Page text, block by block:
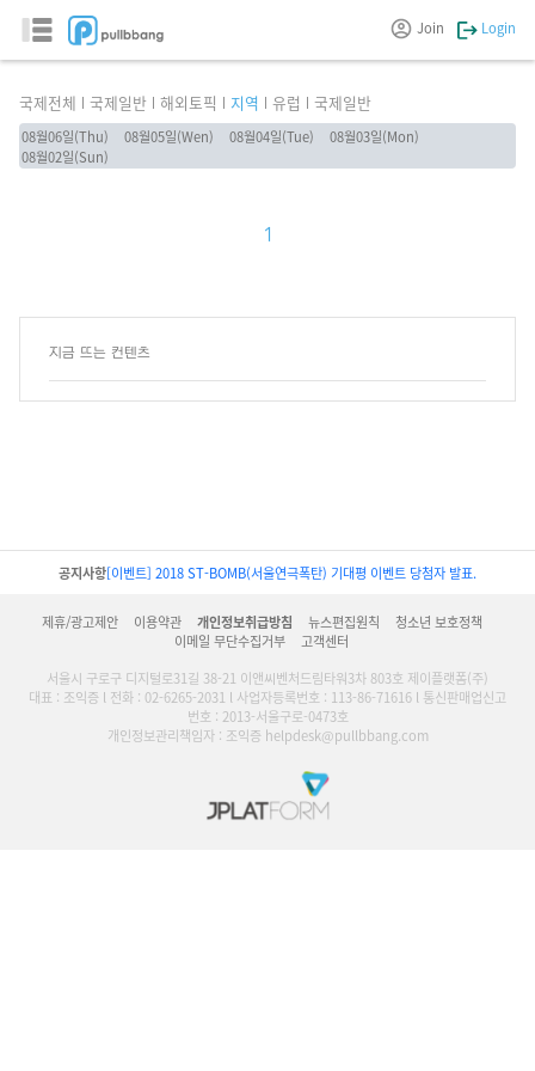
Join Login
국제전체 국제일반 해외토픽 지역 유럽 국제일반
08월06일(Thu) 08월05일(Wen) 08월04일(Tue)
08월03일(Mon)
08월02일(Sun)
1
지금 뜨는 컨텐츠
공지사항[이벤트] 2018 ST-BOMB(서울연극폭탄) 기대평 이벤트 당첨자 발표.
제휴/광고제안 이용약관 개인정보취급방침 뉴스편집원칙
청소년 보호정책
이메일 무단수집거부
고객센터
서울시 구로구 디지털로31길 38-21 이앤씨벤처드림타워3차 803호 제이플랫폼(주)
대표 : 조익증 l 전화 : 02-6265-2031 l 사업자등록번호 : 113-86-71616 l 통신판매업신고
번호 : 2013-서울구로-0473호
개인정보관리책임자 : 조익증 helpdesk@pullbbang.com